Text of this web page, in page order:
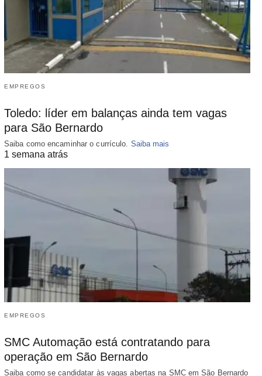
EMPREGOS
Toledo: líder em balanças ainda tem vagas
para São Bernardo
Saiba como encaminhar o currículo. Saiba mais
1 semana atrás
EMPREGOS
SMC Automação está contratando para
operação em São Bernardo
Saiba como se candidatar às vagas abertas na SMC em São Bernardo